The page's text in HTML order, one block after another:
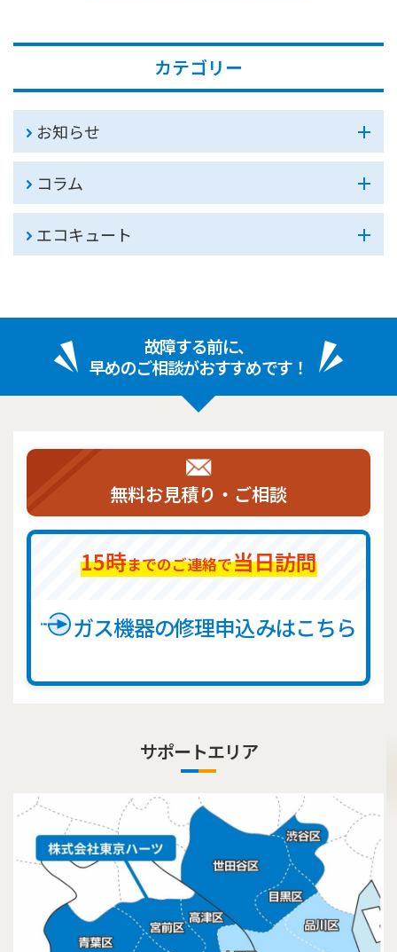
カテゴリー
お知らせ
コラム
エコキュート
故障する前に、
早めのご相談がおすすめです！
無料お見積り・ご相談
15時までのご連絡で当日訪問
ガス機器の修理申込みはこちら
サポートエリア